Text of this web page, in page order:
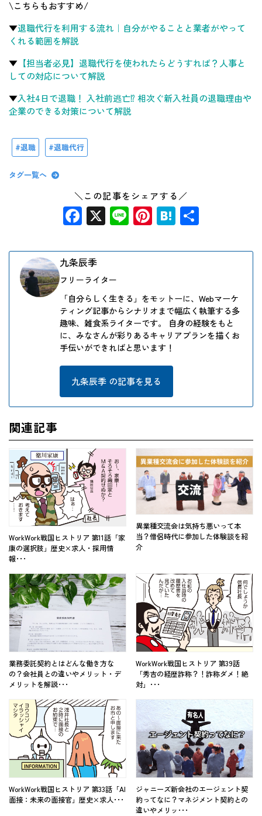
\こちらもおすすめ/
▼退職代行を利用する流れ｜自分がやることと業者がやって
くれる範囲を解説
▼ 【担当者必見】退職代行を使われたらどうすれば？人事と
しての対応について解説
▼入社4日で退職！ 入社前逃亡⁉ 相次ぐ新入社員の退職理由や
企業のできる対策について解説
退職 退職代行
タグ一覧へ
＼この記事をシェアする／
Facebook
X LinePinterest
Hatena
九条辰季
フリーライター
「自分らしく生きる」をモットーに、Webマーケ
ティング記事からシナリオまで幅広く執筆する多
趣味、雑食系ライターです。 自身の経験をもと
に、みなさんが彩りあるキャリアプランを描くお
手伝いができればと思います！
九条辰季 の記事を見る
関連記事
WorkWork戦国ヒストリア 第11話「家
康の選択肢」歴史×求人・採用情
報･･･
異業種交流会は気持ち悪いって本
当？僧侶時代に参加した体験談を紹
介
業務委託契約とはどんな働き方な
の？会社員との違いやメリット・デ
メリットを解説･･･
WorkWork戦国ヒストリア 第39話
「秀吉の経歴詐称？！詐称ダメ！絶
対」･･･
WorkWork戦国ヒストリア 第33話「AI
面接：未来の面接官」歴史×求人･･･
ジャニーズ新会社のエージェント契
約ってなに？マネジメント契約との
違いやメリッ･･･